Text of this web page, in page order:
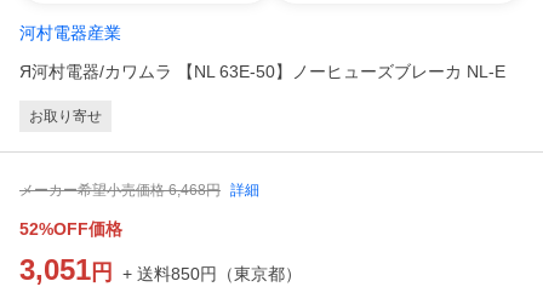
河村電器産業
Я河村電器/カワムラ 【NL 63E-50】ノーヒューズブレーカ NL-E
お取り寄せ
メーカー希望小売価格 6,468円 詳細
52%OFF価格
3,051 円 + 送料850円 （東京都）